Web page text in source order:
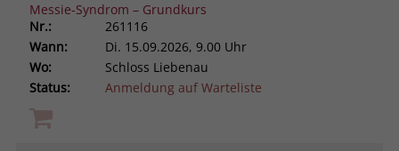
Messie-Syndrom – Grundkurs
Nr.:
261116
Wann:
Di. 15.09.2026, 9.00 Uhr
Wo:
Schloss Liebenau
Status:
Anmeldung auf Warteliste